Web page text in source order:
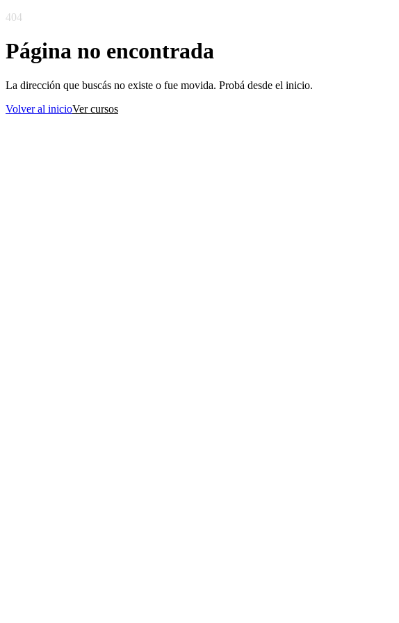
404
Página no encontrada
La dirección que buscás no existe o fue movida. Probá desde el inicio.
Volver al inicioVer cursos